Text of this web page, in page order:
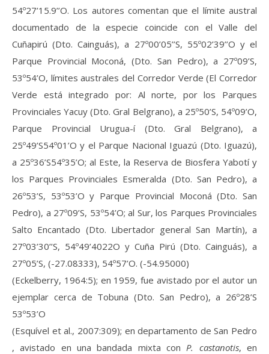
54º27’15.9’’O. Los autores comentan que el límite austral
documentado de la especie coincide con el Valle del
Cuñapirú (Dto. Cainguás), a 27º00’05’’S, 55º02’39’’O y el
Parque Provincial Moconá, (Dto. San Pedro), a 27º09’S,
53º54’O, límites australes del Corredor Verde (El Corredor
Verde está integrado por: Al norte, por los Parques
Provinciales Yacuy (Dto. Gral Belgrano), a 25º50’S, 54º09’O,
Parque Provincial Urugua-í (Dto. Gral Belgrano), a
25º49’S54º01’O y el Parque Nacional Iguazú (Dto. Iguazú),
a 25º36’S54º35’O; al Este, la Reserva de Biosfera Yabotí y
los Parques Provinciales Esmeralda (Dto. San Pedro), a
26º53’S, 53º53’O y Parque Provincial Moconá (Dto. San
Pedro), a 27º09’S, 53º54’O; al Sur, los Parques Provinciales
Salto Encantado (Dto. Libertador general San Martín), a
27º03’30’’S, 54º49’4022O y Cuña Pirú (Dto. Cainguás), a
27º05’S, (-27.08333), 54º57’O. (-54.95000)
(Eckelberry, 1964:5); en 1959, fue avistado por el autor un
ejemplar cerca de Tobuna (Dto. San Pedro), a 26º28’S
53º53’O
(Esquível et al., 2007:309); en departamento de San Pedro
, avistado en una bandada mixta con P. castanotis, en